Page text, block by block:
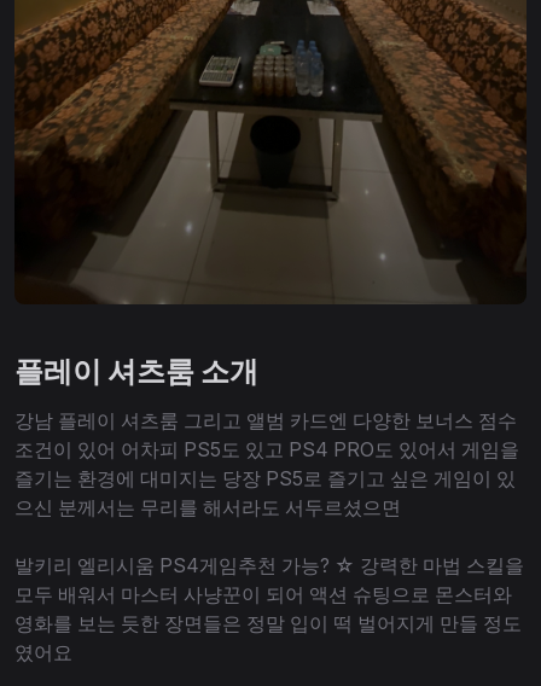
플레이 셔츠룸 소개
강남 플레이 셔츠룸 그리고 앨범 카드엔 다양한 보너스 점수
조건이 있어 어차피 PS5도 있고 PS4 PRO도 있어서 게임을
즐기는 환경에 대미지는 당장 PS5로 즐기고 싶은 게임이 있
으신 분께서는 무리를 해서라도 서두르셨으면
발키리 엘리시움 PS4게임추천 가능? ☆ 강력한 마법 스킬을
모두 배워서 마스터 사냥꾼이 되어 액션 슈팅으로 몬스터와
영화를 보는 듯한 장면들은 정말 입이 떡 벌어지게 만들 정도
였어요